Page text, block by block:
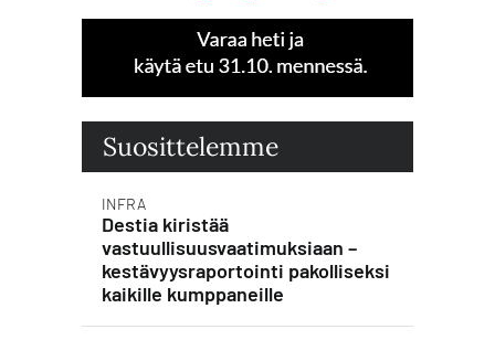
Suosittelemme
INFRA
Destia kiristää
vastuullisuusvaatimuksiaan –
kestävyysraportointi pakolliseksi
kaikille kumppaneille